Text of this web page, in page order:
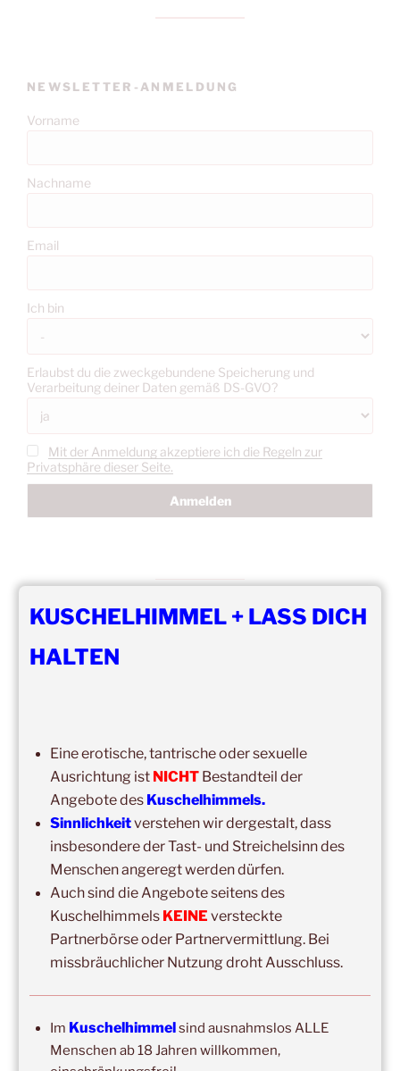
NEWSLETTER-ANMELDUNG
Vorname
Nachname
Email
Ich bin
Erlaubst du die zweckgebundene Speicherung und
Verarbeitung deiner Daten gemäß DS-GVO?
Mit der Anmeldung akzeptiere ich die Regeln zur
Privatsphäre dieser Seite.
DIE NÄCHSTEN 8 VERANSTALTUNGEN:
15:00– 20:00,12. September 2026–
Erbach/Rheingau Kuschelhimmel 5h Kuscheln
Ganztags,13. September 2026–Jahresgruppe
Ausbildung Berührungs- und Kuscheltrainer*in
14:00–19:00 ,19. September 2026–Marburg
Kuschelhimmel 5h mit Klangschalenbegleitung
Wochenend-Event,26. September 2026
September 2026–Wochenende für 2:1 Ausbildung
Kuschelhimmel 6h
Wochenend-Event,17. Oktober 2026–18. Oktober
2026–Wochenende für 2:1 Ausbildung
KUSCHELHIMMEL + LASS DICH
HALTEN
Eine erotische, tantrische oder sexuelle
Ausrichtung ist NICHTBestandteil der
Angebote des Kuschelhimmels.
Sinnlichkeitverstehen wir dergestalt, dass
insbesondere der Tast- und Streichelsinn des
Menschen angeregt werden dürfen.
Auch sind die Angebote seitens des
Kuschelhimmels KEINE versteckte
Partnerbörse oder Partnervermittlung. Bei
missbräuchlicher Nutzung droht Ausschluss.
Im Kuschelhimmelsind ausnahmslos ALLE
Menschen ab 18 Jahren willkommen,